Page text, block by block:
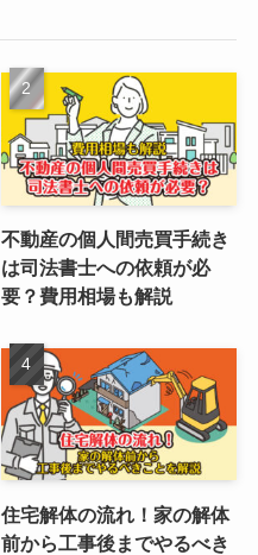
不動産の個人間売買手続き
は司法書士への依頼が必
要？費用相場も解説
住宅解体の流れ！家の解体
前から工事後までやるべき